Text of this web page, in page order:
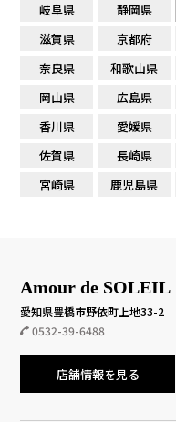
岐阜県
静岡県
滋賀県
京都府
奈良県
和歌山県
岡山県
広島県
香川県
愛媛県
佐賀県
長崎県
宮崎県
鹿児島県
Amour de SOLEIL
愛知県豊橋市野依町上地33-2
0532-39-6488
店舗情報を見る